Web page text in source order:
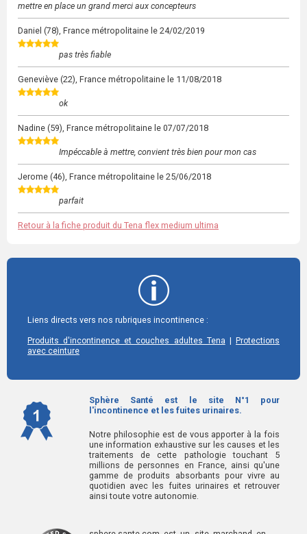
mettre en place un grand merci aux concepteurs
Daniel (78), France métropolitaine le 24/02/2019
pas très fiable
Geneviève (22), France métropolitaine le 11/08/2018
ok
Nadine (59), France métropolitaine le 07/07/2018
Impéccable à mettre, convient très bien pour mon cas
Jerome (46), France métropolitaine le 25/06/2018
parfait
Retour à la fiche produit du Tena flex medium ultima
Liens directs vers nos rubriques incontinence :
Produits d'incontinence et couches adultes Tena |Protections
avec ceinture
Sphère Santé est le site N°1 pour
l'incontinence et les fuites urinaires.
Notre philosophie est de vous apporter à la fois
une information exhaustive sur les causes et les
traitements de cette pathologie touchant 5
millions de personnes en France, ainsi qu'une
gamme de produits absorbants pour vivre au
quotidien avec les fuites urinaires et retrouver
ainsi toute votre autonomie.